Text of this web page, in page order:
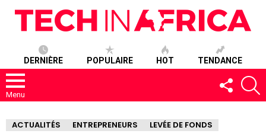
DERNIÈRE POPULAIRE HOT TENDANCE
Menu
SUIVEZ-
NOUS
ACTUALITÉS ENTREPRENEURS LEVÉE DE FONDS